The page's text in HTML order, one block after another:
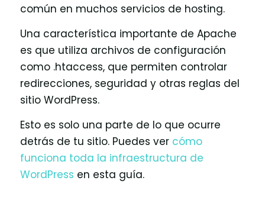
común en muchos servicios de hosting.
Una característica importante de Apache
es que utiliza archivos de configuración
como .htaccess, que permiten controlar
redirecciones, seguridad y otras reglas del
sitio WordPress.
Esto es solo una parte de lo que ocurre
detrás de tu sitio. Puedes ver cómo
funciona toda la infraestructura de
WordPress en esta guía.